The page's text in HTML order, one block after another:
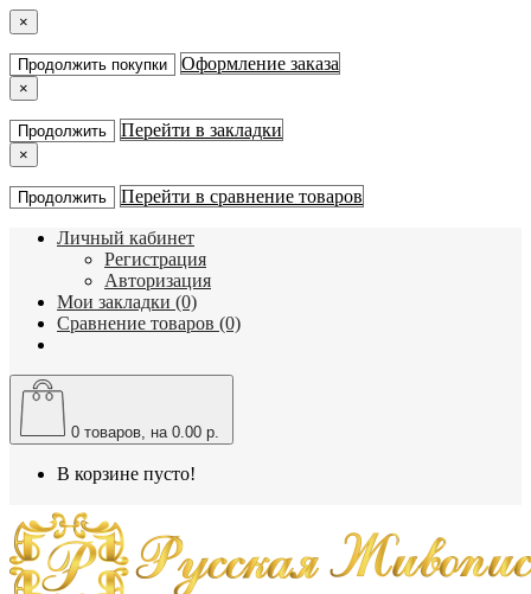
×
Продолжить покупки Оформление заказа
×
Продолжить Перейти в закладки
×
Продолжить Перейти в сравнение товаров
Личный кабинет
Регистрация
Авторизация
Мои закладки (0)
Сравнение товаров (0)
0 товаров, на 0.00 р.
В корзине пусто!